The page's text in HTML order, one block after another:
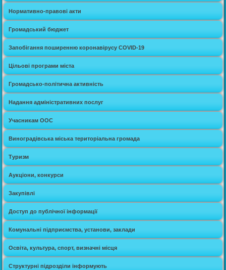
Нормативно-правові акти
Громадський бюджет
Запобігання поширенню коронавірусу COVID-19
Цільові програми міста
Громадсько-політична активність
Надання адміністративних послуг
Учасникам ООС
Виноградівська міська територіальна громада
Туризм
Аукціони, конкурси
Закупівлі
Доступ до публічної інформації
Комунальні підприємства, установи, заклади
Освіта, культура, спорт, визначні місця
Структурні підрозділи інформують